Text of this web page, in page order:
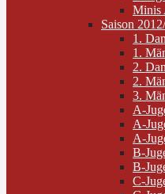
Minis
Saison
1.
1.
2.
2.
3.
A-
A-
A-
B-
B-
C-